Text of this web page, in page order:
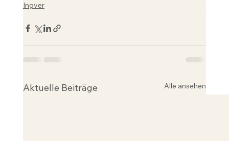
Ingver
Aktuelle Beiträge Alle ansehen